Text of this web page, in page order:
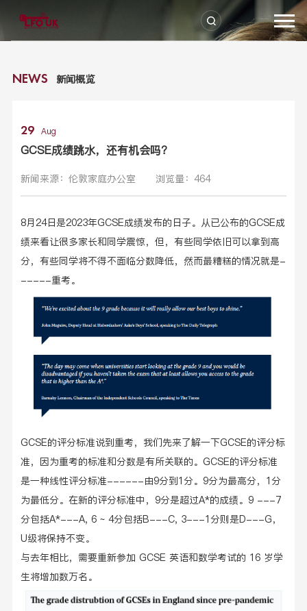
NEWS 新闻概览
29 Aug
GCSE成绩跳水，还有机会吗？
新闻来源：伦敦家庭办公室 浏览量：464
8月24日是2023年GCSE成绩发布的日子。从已公布的GCSE成
绩来看让很多家长和同学震惊，但，有些同学依旧可以拿到高
分，有些同学将不得不面临分数降低，然而最糟糕的情况就是-
-----重考。
GCSE的评分标准说到重考，我们先来了解一下GCSE的评分标
准，因为重考的标准和分数是有所关联的。GCSE的评分标准
是一种线性评分标准------由9分到1分。9分为最高分，1分
为最低分。在新的评分标准中，9分是超过A*的成绩。9 ---7
分包括A*---A, 6 ~ 4分包括B---C, 3---1分则是D---G，
U级将保持不变。
与去年相比，需要重新参加 GCSE 英语和数学考试的 16 岁学
生将增加数万名。